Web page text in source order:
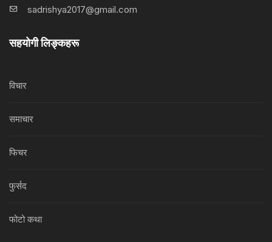
sadrishya2017@gmail.com
सहयोगी लिङ्कहरू
विचार
समाचार
फिचर
फुर्सद
फोटो कथा